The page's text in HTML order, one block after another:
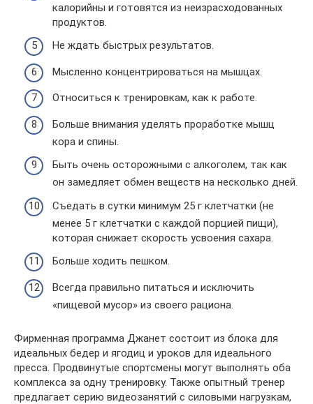
калорийны и готовятся из неизрасходованных
продуктов.
Не ждать быстрых результатов.
Мысленно концентрироваться на мышцах.
Относиться к тренировкам, как к работе.
Больше внимания уделять проработке мышц
кора и спины.
Быть очень осторожными с алкоголем, так как
он замедляет обмен веществ на несколько дней.
Съедать в сутки минимум 25 г клетчатки (не
менее 5 г клетчатки с каждой порцией пищи),
которая снижает скорость усвоения сахара.
Больше ходить пешком.
Всегда правильно питаться и исключить
«пищевой мусор» из своего рациона.
Фирменная программа Джанет состоит из блока для
идеальных бедер и ягодиц и уроков для идеального
пресса. Продвинутые спортсмены могут выполнять оба
комплекса за одну тренировку. Также опытный тренер
предлагает серию видеозанятий с силовыми нагрузкам,